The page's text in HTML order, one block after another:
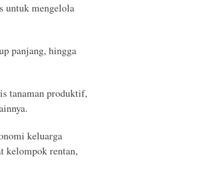
untuk mengelola
panjang, hingga
tanaman produktif,
keluarga
kelompok rentan,